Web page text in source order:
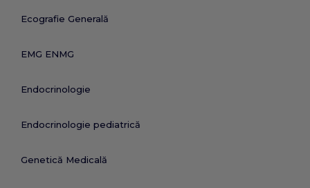
Ecografie Generală
EMG ENMG
Endocrinologie
Endocrinologie pediatrică
Genetică Medicală